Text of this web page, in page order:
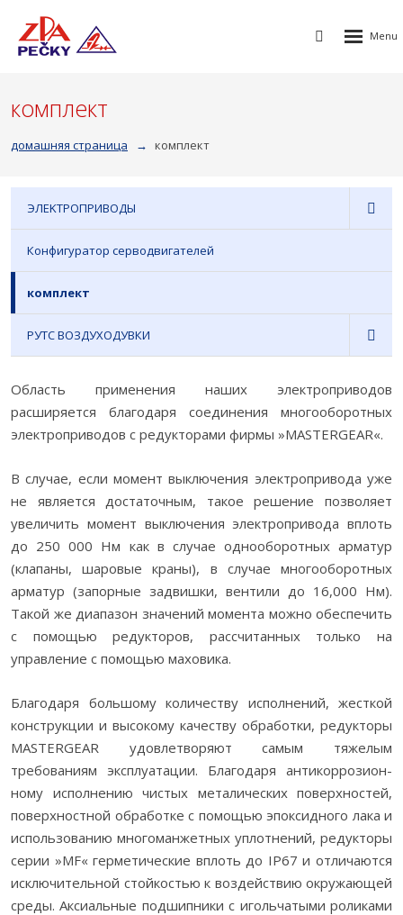
Vyhledávání
Rozbalení
комплект
домашняя страница комплект
ЭЛEKTPOПPИBOДЫ
Конфигуратор серводвигателей
комплект
РУТС ВОЗДУХОДУВКИ
Область применения наших электроприводов
расширяется благодаря соединения многооборотных
электроприводов с редукторами фирмы »MASTERGEAR«.
В случае, если момент выключения электропривода уже
не является достаточным, такое решение позволяет
увеличить момент выключения электропривода вплоть
до 250 000 Нм как в случае однооборотных арматур
(клапаны, шаровые краны), в случае многооборотных
арматур (запорные задвишки, вентили до 16,000 Нм).
Такой же диапазон значений момента можно обеспечить
с помощью редукторов, рассчитанных только на
управление с помощью маховика.
Благодаря большому количеству исполнений, жесткой
конструкции и высокому качеству обработки, редукторы
MASTERGEAR удовлетворяют самым тяжелым
требованиям эксплуатации. Благодаря антикоррозион-
ному исполнению чистых металических поверхностей,
поверхностной обработке с помощью эпоксидного лака и
использованию многоманжетных уплотнений, редукторы
серии »MF« герметические вплоть до IP67 и отличаются
исключительной стойкостью к воздействию окружающей
среды. Аксиальные подшипники с игольчатыми роликами